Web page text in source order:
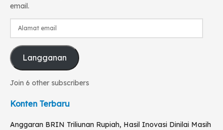
email.
Alamat
Langganan
Join 6 other subscribers
Konten Terbaru
Anggaran BRIN Triliunan Rupiah, Hasil Inovasi Dinilai Masih